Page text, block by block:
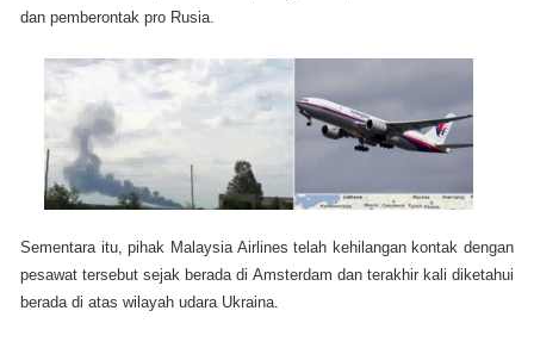
dan pemberontak pro Rusia.
Sementara itu, pihak Malaysia Airlinestelah kehilangan kontak dengan
pesawat tersebut sejak berada di Amsterdam dan terakhir kali diketahui
berada di atas wilayah udara Ukraina.